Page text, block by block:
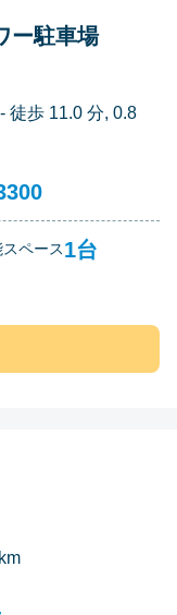
ー駐車場
徒歩 11.0 分, 0.8
ペース1台